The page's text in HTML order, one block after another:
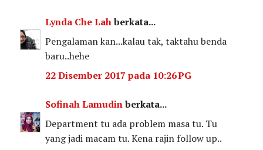
Lynda Che Lahberkata...
Pengalaman kan...kalau tak, taktahu benda
baru..hehe
22 Disember 2017 pada 10:26 PG
Sofinah Lamudinberkata...
Department tu ada problem masa tu. Tu
yang jadi macam tu. Kena rajin follow up..